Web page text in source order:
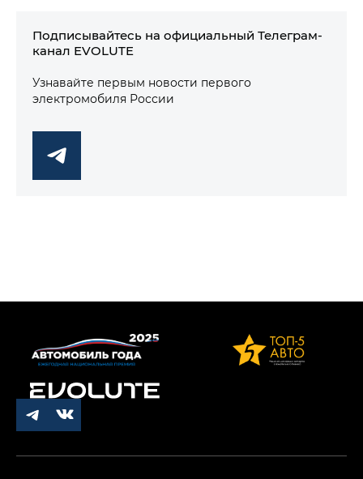
Подписывайтесь на официальный Телеграм-
канал EVOLUTE
Узнавайте первым новости первого
электромобиля России